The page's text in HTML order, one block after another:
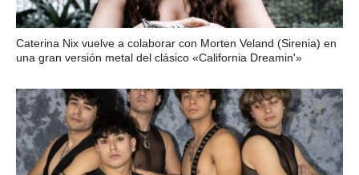
Caterina Nix vuelve a colaborar con Morten Veland (Sirenia) en
una gran versión metal del clásico «California Dreamin'»